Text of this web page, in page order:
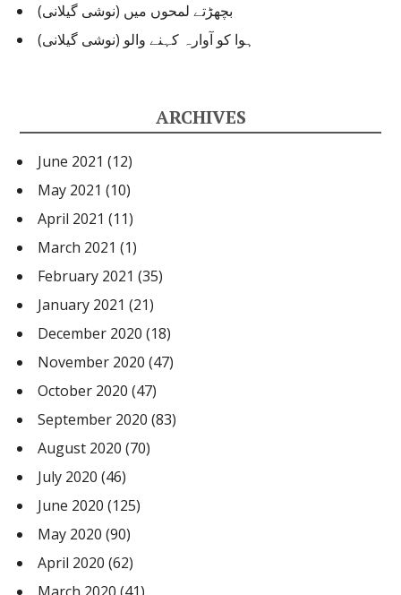
بچھڑتے لمحوں میں (نوشی گیلانی)
ہوا کو آوارہ کہنے والو (نوشی گیلانی)
ARCHIVES
June 2021 (12)
May 2021 (10)
April 2021 (11)
March 2021 (1)
February 2021 (35)
January 2021 (21)
December 2020 (18)
November 2020 (47)
October 2020 (47)
September 2020 (83)
August 2020 (70)
July 2020 (46)
June 2020 (125)
May 2020 (90)
April 2020 (62)